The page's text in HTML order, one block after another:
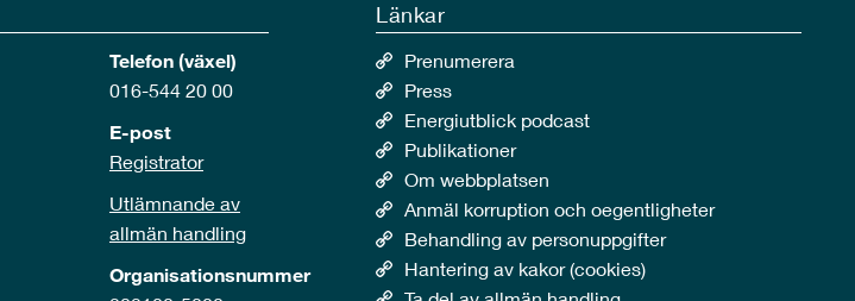
Telefon (växel)
016-544 20 00
E-post
Registrator
Utlämnande av
allmän handling
Organisationsnummer
Länkar
Prenumerera
Press
Energiutblick podcast
Publikationer
Om webbplatsen
Anmäl korruption och oegentligheter
Behandling av personuppgifter
Hantering av kakor (cookies)